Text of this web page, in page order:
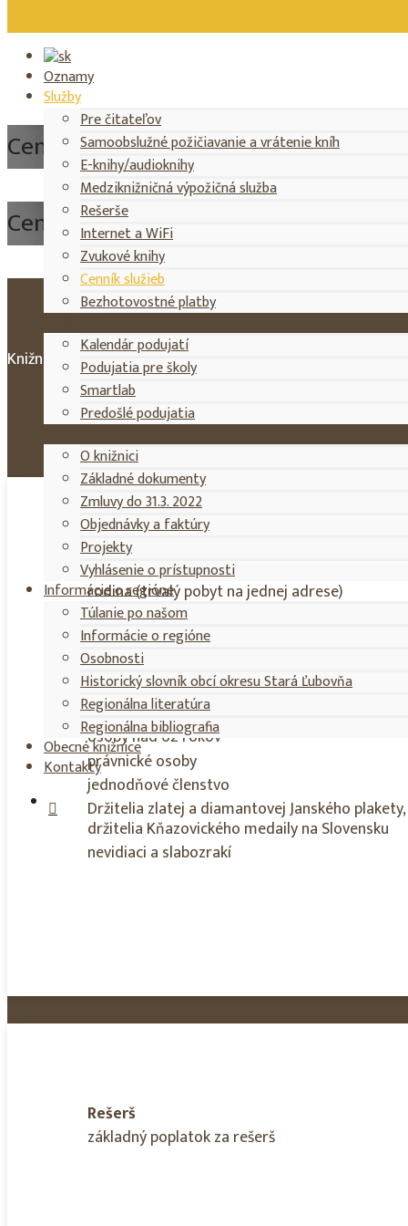
Vypožičný čas
Oznamy
Služby
Pre čitateľov
Samoobslužné požičiavanie a vrátenie kníh
E-knihy/audioknihy
Medziknižničná výpožičná služba
Rešerše
Internet a WiFi
Zvukové knihy
Cenník služieb
Bezhotovostné platby
Kalendár podujatí
Podujatia pre školy
Smartlab
Predošlé podujatia
O knižnici
Základné dokumenty
Zmluvy do 31.3. 2022
Objednávky a faktúry
Projekty
Vyhlásenie o prístupnosti
Informácie o regióne
Túlanie po našom
Informácie o regióne
Osobnosti
Historický slovník obcí okresu Stará Ľubovňa
Regionálna literatúra
Regionálna bibliografia
Obecné knižnice
Kontakty
Cenník služieb
Cenník služieb
Knižničné poplatky (registračný poplatok, rešerš, MVS…)
Registračný poplatok na 365 dní
rodina (trvalý pobyt na jednej adrese)
rodina (zľava s Prešov Region Travel Card)
žiaci MŠ
žiaci ZŠ
študenti SŠ a VŠ, dospelí
osoby s preukazom ŤZP nad 15 rokov, vojnoví
osoby nad 62 rokov
právnické osoby
jednodňové členstvo
Držitelia zlatej a diamantovej Janského plakety,
držitelia Kňazovického medaily na Slovensku
nevidiaci a slabozrakí
Rešerš
základný poplatok za rešerš